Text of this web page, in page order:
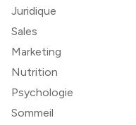
Juridique
Sales
Marketing
Nutrition
Psychologie
Sommeil